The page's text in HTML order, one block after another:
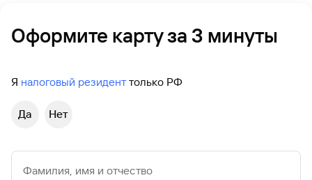
Оформите карту за 3 минуты
Я налоговый резиденттолько РФ
Да Нет
Фамилия, имя и отчество